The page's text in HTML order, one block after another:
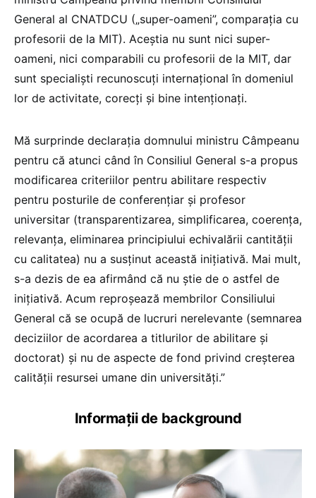
General al CNATDCU („super-oameni”, comparația cu
profesorii de la MIT). Aceștia nu sunt nici super-
oameni, nici comparabili cu profesorii de la MIT, dar
sunt specialiști recunoscuți internațional în domeniul
lor de activitate, corecți și bine intenționați.
Mă surprinde declarația domnului ministru Câmpeanu
pentru că atunci când în Consiliul General s-a propus
modificarea criteriilor pentru abilitare respectiv
pentru posturile de conferențiar și profesor
universitar (transparentizarea, simplificarea, coerența,
relevanța, eliminarea principiului echivalării cantității
cu calitatea) nu a susținut această inițiativă. Mai mult,
s-a dezis de ea afirmând că nu știe de o astfel de
inițiativă. Acum reproșează membrilor Consiliului
General că se ocupă de lucruri nerelevante (semnarea
deciziilor de acordarea a titlurilor de abilitare și
doctorat) și nu de aspecte de fond privind creșterea
calității resursei umane din universități.”
Informații de background